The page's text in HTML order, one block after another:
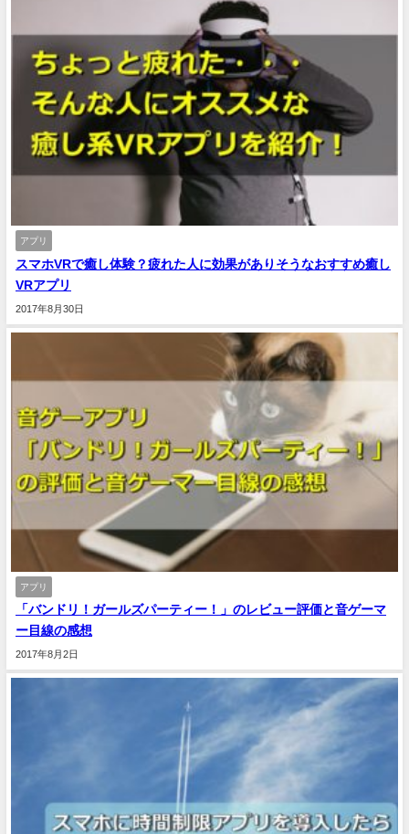
アプリ
スマホVRで癒し体験？疲れた人に効果がありそうなおすすめ癒し
VRアプリ
2017年8月30日
アプリ
「バンドリ！ガールズパーティー！」のレビュー評価と音ゲーマ
ー目線の感想
2017年8月2日